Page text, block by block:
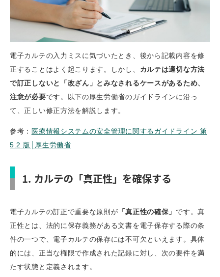
電子カルテの入力ミスに気づいたとき、後から記載内容を修
正することはよく起こります。しかし、 カルテは適切な方法
で訂正しないと「改ざん」とみなされるケースがあるため、
注意が必要です。以下の厚生労働省のガイドラインに沿っ
て、正しい修正方法を解説します。
参考： 医療情報システムの安全管理に関するガイドライン 第
5.2 版│厚生労働省
1. カルテの「真正性」を確保する
電子カルテの訂正で重要な原則が 「真正性の確保」 です。真
正性とは、法的に保存義務がある文書を電子保存する際の条
件の一つで、電子カルテの保存には不可欠といえます。具体
的には、正当な権限で作成された記録に対し、次の要件を満
たす状態と定義されます。